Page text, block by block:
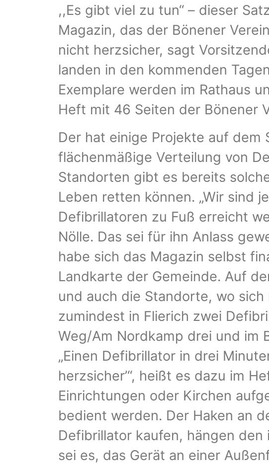
,,Es gibt viel zu tun“ – dieser
Magazin, das der Bönener
nicht herzsicher, sagt
landen in den kommenden
Exemplare werden im Rathaus
Heft mit 46 Seiten der Bönener
Der hat einige Projekte auf
flächenmäßige Verteilung von
Standorten gibt es bereits
Leben retten können. „Wir sind
Defibrillatoren zu Fuß erreicht
Nölle. Das sei für ihn Anlass
habe sich das Magazin selbst
Landkarte der Gemeinde. Auf
und auch die Standorte, wo
zumindest in Flierich zwei
Weg/Am Nordkamp drei und im
„Einen Defibrillator in drei
herzsicher’“, heißt es dazu im
Einrichtungen oder Kirchen
bedient werden. Der Haken an
Defibrillator kaufen, hängen den
sei es, das Gerät an einer